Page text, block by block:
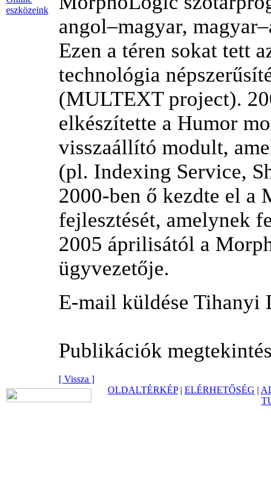
eszközeink
angol–magyar,
Ezen a téren sokat tett
technológia
(MULTEXT project).
elkészítette a Humor
visszaállító modult,
(pl. Indexing Service,
2000-ben ő kezdte el a
fejlesztését, amelynek
2005 áprilisától a
ügyvezetője.
E-mail küldése Tihanyi
Publikációk
[ Vissza ]
OLDALTÉRKÉP| ELÉRHETŐSÉG |